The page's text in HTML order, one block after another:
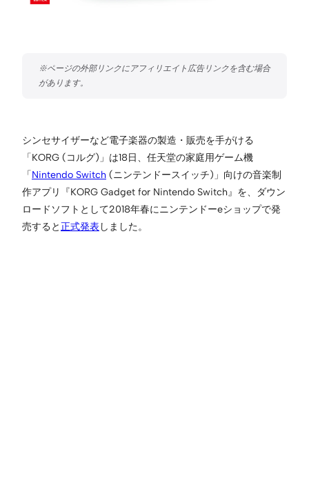
シンセサイザーなど電子楽器の製造・販売を手がける
「KORG (コルグ)」は18日、任天堂の家庭用ゲーム機
「Nintendo Switch (ニンテンドースイッチ)」向けの音楽制
作アプリ『KORG Gadget for Nintendo Switch』を、ダウン
ロードソフトとして2018年春にニンテンドーeショップで発
売すると正式発表しました。